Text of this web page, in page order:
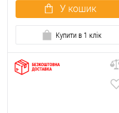
У кошик
Купити в 1 клік